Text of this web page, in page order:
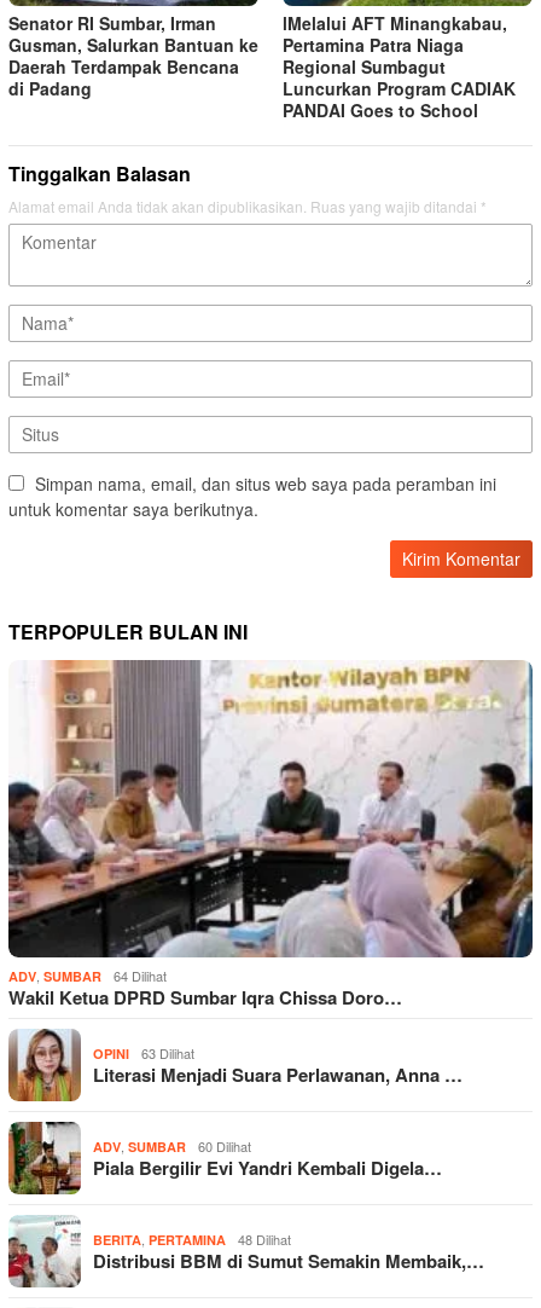
Senator RI Sumbar, Irman
Gusman, Salurkan Bantuan ke
Daerah Terdampak Bencana
di Padang
lMelalui AFT Minangkabau,
Pertamina Patra Niaga
Regional Sumbagut
Luncurkan Program CADIAK
PANDAI Goes to School
Tinggalkan Balasan
Alamat email Anda tidak akan dipublikasikan. Ruas yang wajib ditandai *
Simpan nama, email, dan situs web saya pada peramban ini
untuk komentar saya berikutnya.
TERPOPULER BULAN INI
ADV, SUMBAR 64 Dilihat
Wakil Ketua DPRD Sumbar Iqra Chissa Doro…
OPINI 63 Dilihat
Literasi Menjadi Suara Perlawanan, Anna …
ADV, SUMBAR 60 Dilihat
Piala Bergilir Evi Yandri Kembali Digela…
BERITA, PERTAMINA 48 Dilihat
Distribusi BBM di Sumut Semakin Membaik,…